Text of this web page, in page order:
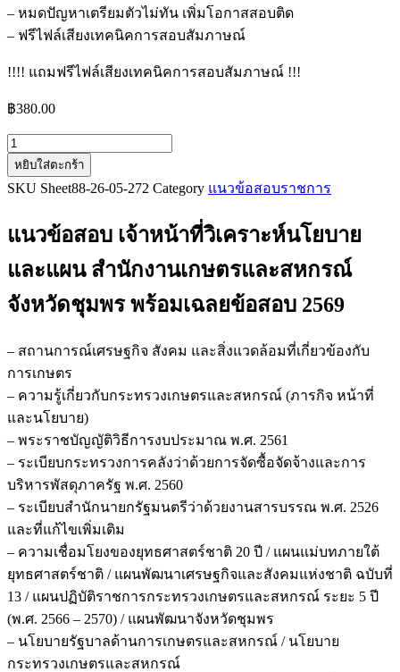
– หมดปัญหาเตรียมตัวไม่ทัน เพิ่มโอกาสสอบติด
– ฟรีไฟล์เสียงเทคนิคการสอบสัมภาษณ์
!!!! แถมฟรีไฟล์เสียงเทคนิคการสอบสัมภาษณ์ !!!
฿380.00
จำนวน
แนว
ข้อสอบ
หน้าที่
นโยบาย
และ
สำนักงาน
เกษตร
และ
สหกรณ์
จังหวัด
ชุมพร
ชิ้น
หยิบใส่ตะกร้า
SKU Sheet88-26-05-272 Category แนวข้อสอบราชการ
แนวข้อสอบ เจ้าหน้าที่วิเคราะห์นโยบาย
และแผน สำนักงานเกษตรและสหกรณ์
จังหวัดชุมพรพร้อมเฉลยข้อสอบ 2569
– สถานการณ์เศรษฐกิจ สังคม และสิ่งแวดล้อมที่เกี่ยวข้องกับ
การเกษตร
– ความรู้เกี่ยวกับกระทรวงเกษตรและสหกรณ์ (ภารกิจ หน้าที่
และนโยบาย)
– พระราชบัญญัติวิธีการงบประมาณ พ.ศ. 2561
– ระเบียบกระทรวงการคลังว่าด้วยการจัดซื้อจัดจ้างและการ
บริหารพัสดุภาครัฐ พ.ศ. 2560
– ระเบียบสำนักนายกรัฐมนตรีว่าด้วยงานสารบรรณ พ.ศ. 2526
และที่แก้ไขเพิ่มเติม
– ความเชื่อมโยงของยุทธศาสตร์ชาติ 20 ปี / แผนแม่บทภายใต้
ยุทธศาสตร์ชาติ / แผนพัฒนาเศรษฐกิจและสังคมแห่งชาติ ฉบับที่
13 / แผนปฏิบัติราชการกระทรวงเกษตรและสหกรณ์ ระยะ 5 ปี
(พ.ศ. 2566 – 2570) / แผนพัฒนาจังหวัดชุมพร
– นโยบายรัฐบาลด้านการเกษตรและสหกรณ์ / นโยบาย
กระทรวงเกษตรและสหกรณ์